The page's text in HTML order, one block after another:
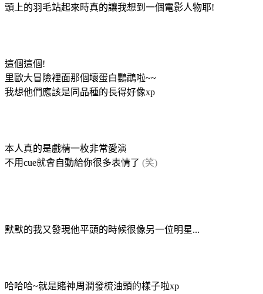
頭上的羽毛站起來時真的讓我想到一個電影人物耶!
這個這個!
里歐大冒險裡面那個壞蛋白鸚鵡啦~~
我想他們應該是同品種的長得好像xp
本人真的是戲精一枚非常愛演
不用cue就會自動給你很多表情了 (笑)
默默的我又發現他平頭的時候很像另一位明星...
哈哈哈~就是賭神周潤發梳油頭的樣子啦xp